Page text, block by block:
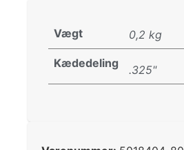
Vægt 0,2 kg
Kædedeling .325"